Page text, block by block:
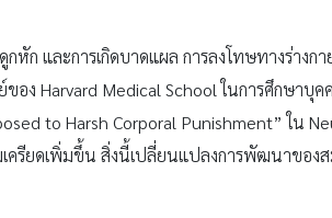
กหัก และการเกิดบาดแผล การลงโทษทางร่าง
อง Harvard Medical School ในการศึกษา
to Harsh Corporal Punishment” ใน
ครียดเพิ่มขึ้น สิ่งนี้เปลี่ยนแปลงการพัฒนาของ